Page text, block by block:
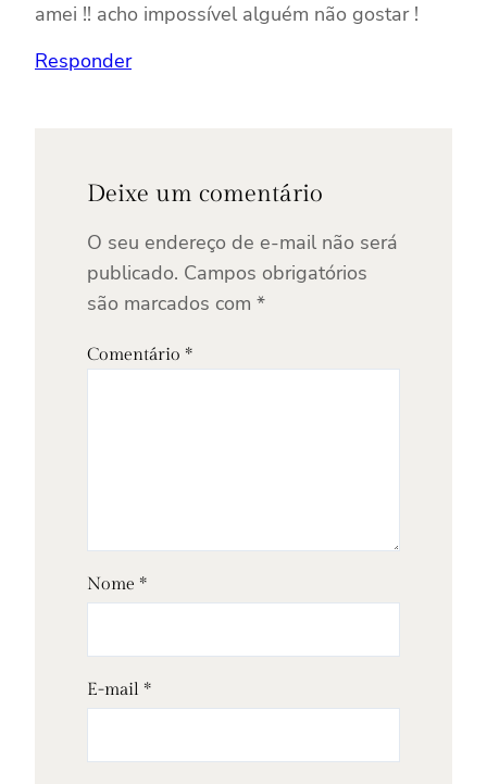
amei !! acho impossível alguém não gostar !
Responder
Deixe um comentário
O seu endereço de e-mail não será
publicado. Campos obrigatórios
são marcados com *
Comentário *
Nome *
E-mail *